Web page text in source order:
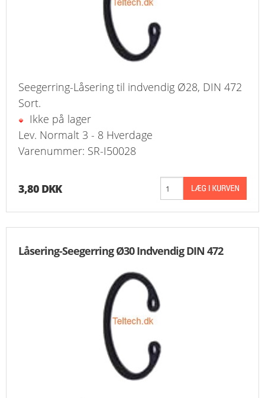
Seegerring-Låsering til indvendig Ø28, DIN 472
Sort.
Ikke på lager
Lev. Normalt 3 - 8 Hverdage
Varenummer: SR-I50028
3,80 DKK
Låsering-Seegerring Ø30 Indvendig DIN 472